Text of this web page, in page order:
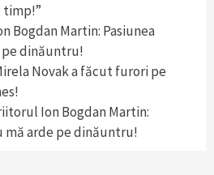
timp!”
Bogdan Martin: Pasiunea
dinăuntru!
Novak a făcut furori pe
Ion Bogdan Martin:
mă arde pe dinăuntru!